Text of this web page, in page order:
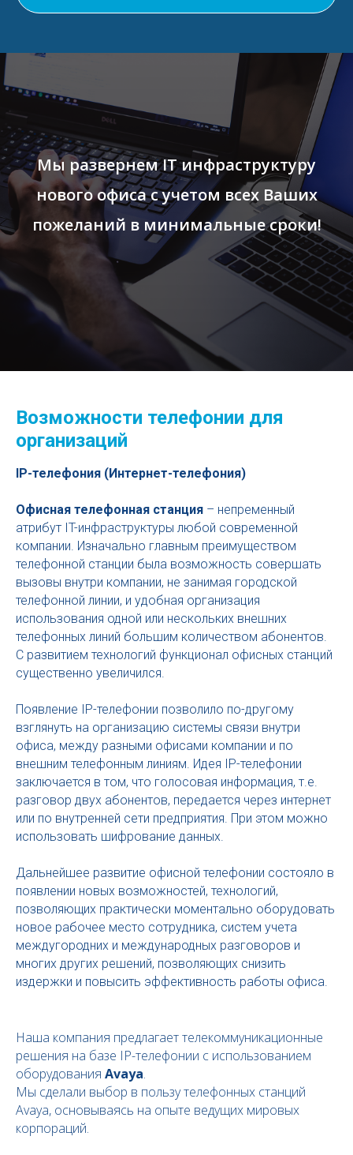
Мы развернем IT инфраструктуру
нового офиса с учетом всех Ваших
пожеланий в минимальные сроки!
Возможности телефонии для
организаций
IP-телефония (Интернет-телефония)
Офисная телефонная станция – непременный
атрибут IT-инфраструктуры любой современной
компании. Изначально главным преимуществом
телефонной станции была возможность совершать
вызовы внутри компании, не занимая городской
телефонной линии, и удобная организация
использования одной или нескольких внешних
телефонных линий большим количеством абонентов.
С развитием технологий функционал офисных станций
существенно увеличился.
Появление IP-телефонии позволило по-другому
взглянуть на организацию системы связи внутри
офиса, между разными офисами компании и по
внешним телефонным линиям. Идея IP-телефонии
заключается в том, что голосовая информация, т.е.
разговор двух абонентов, передается через интернет
или по внутренней сети предприятия. При этом можно
использовать шифрование данных.
Дальнейшее развитие офисной телефонии состояло в
появлении новых возможностей, технологий,
позволяющих практически моментально оборудовать
новое рабочее место сотрудника, систем учета
междугородних и международных разговоров и
многих других решений, позволяющих снизить
издержки и повысить эффективность работы офиса.
Наша компания предлагает телекоммуникационные
решения на базе IP-телефонии с использованием
оборудования Avaya.
Мы сделали выбор в пользу телефонных станций
Avaya, основываясь на опыте ведущих мировых
корпораций.